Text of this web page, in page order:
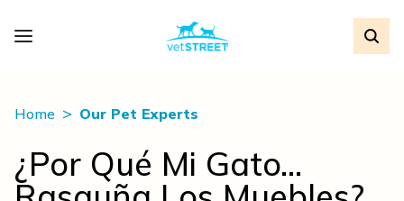
Home Our Pet Experts
¿Por Qué Mi Gato…